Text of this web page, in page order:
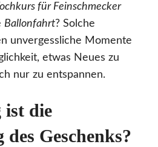
für Feinschmecker
Ballonfahrt? Solche
unvergessliche Momente
etwas Neues zu
nur zu entspannen.
ist die
Geschenks?